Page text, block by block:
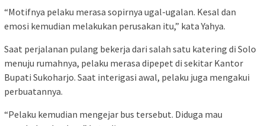
“Motifnya pelaku merasa sopirnya ugal-ugalan. Kesal dan
emosi kemudian melakukan perusakan itu,” kata Yahya.
Saat perjalanan pulang bekerja dari salah satu katering di Solo
menuju rumahnya, pelaku merasa dipepet di sekitar Kantor
Bupati Sukoharjo. Saat interigasi awal, pelaku juga mengakui
perbuatannya.
“Pelaku kemudian mengejar bus tersebut. Diduga mau